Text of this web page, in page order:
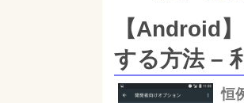
【Android
する方法 –
恒